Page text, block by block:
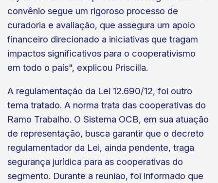
convênio segue um rigoroso processo de
curadoria e avaliação, que assegura um apoio
financeiro direcionado a iniciativas que tragam
impactos significativos para o cooperativismo
em todo o país", explicou Priscilla.
A regulamentação da Lei 12.690/12, foi outro
tema tratado. A norma trata das cooperativas do
Ramo Trabalho. O Sistema OCB, em sua atuação
de representação, busca garantir que o decreto
regulamentador da Lei, ainda pendente, traga
segurança jurídica para as cooperativas do
segmento. Durante a reunião, foi informado que